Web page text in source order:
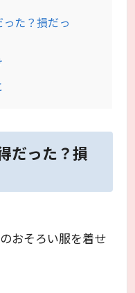
た？損だっ
だった？損
おそろい服を着せ